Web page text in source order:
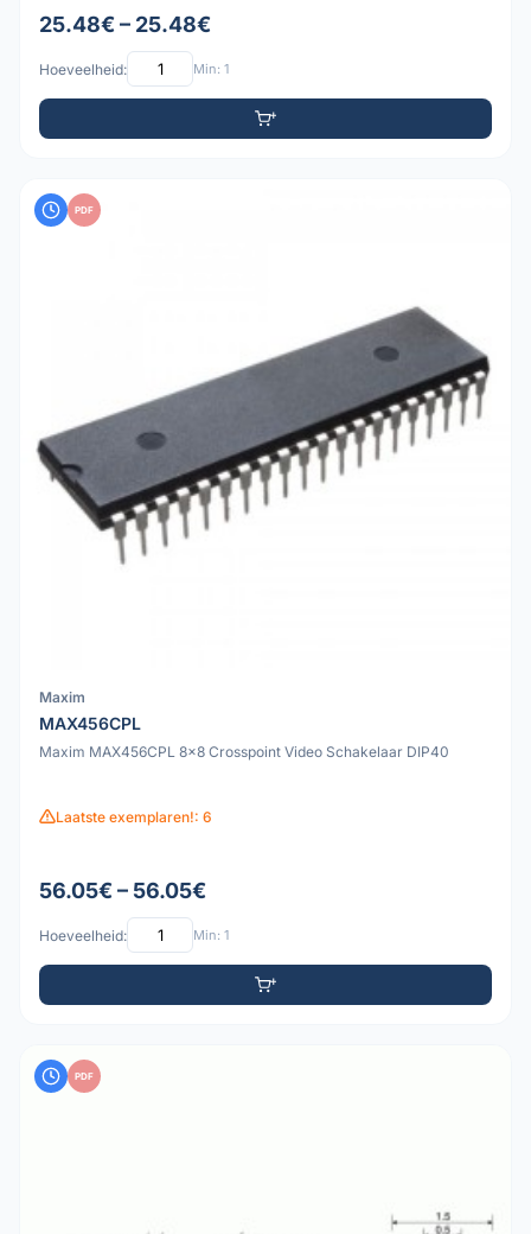
25.48€ – 25.48€
Hoeveelheid: Min: 1
PDF
Maxim
MAX456CPL
Maxim MAX456CPL 8x8 Crosspoint Video Schakelaar DIP40
Laatste exemplaren!: 6
56.05€ – 56.05€
Hoeveelheid: Min: 1
PDF